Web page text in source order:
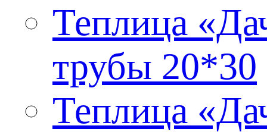
Теплица
трубы 20*30
Теплица